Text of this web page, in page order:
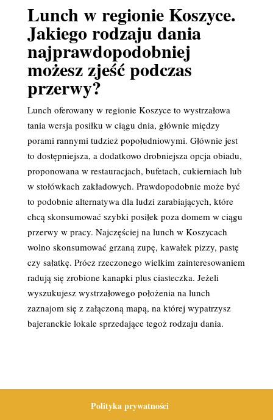
Lunch w regionie Koszyce.
Jakiego rodzaju dania
najprawdopodobniej
możesz zjeść podczas
przerwy?
Lunch oferowany w regionie Koszyce to wystrzałowa
tania wersja posiłku w ciągu dnia, głównie między
porami rannymi tudzież popołudniowymi. Głównie jest
to dostępniejsza, a dodatkowo drobniejsza opcja obiadu,
proponowana w restauracjach, bufetach, cukierniach lub
w stołówkach zakładowych. Prawdopodobnie może być
to podobnie alternatywa dla ludzi zarabiających, które
chcą skonsumować szybki posiłek poza domem w ciągu
przerwy w pracy. Najczęściej na lunch w Koszycach
wolno skonsumować grzaną zupę, kawałek pizzy, pastę
czy sałatkę. Prócz rzeczonego wielkim zainteresowaniem
radują się zrobione kanapki plus ciasteczka. Jeżeli
wyszukujesz wystrzałowego położenia na lunch
zaznajom się z załączoną mapą, na której wypatrzysz
bajeranckie lokale sprzedające tegoż rodzaju dania.
Polityka prywatności